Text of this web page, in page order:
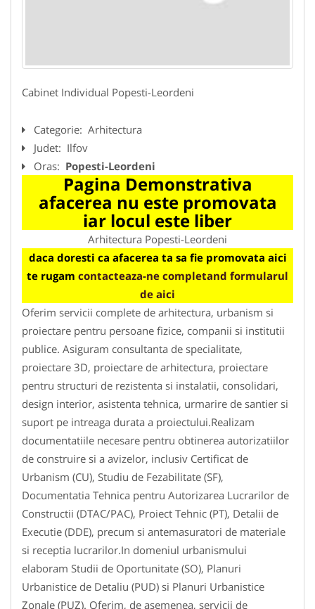
Cabinet Individual Popesti-Leordeni
Categorie: Arhitectura
Judet: Ilfov
Oras: Popesti-Leordeni
Pagina Demonstrativa
afacerea nu este promovata
iar locul este liber
Arhitectura Popesti-Leordeni
daca doresti ca afacerea ta sa fie promovata aici
te rugam contacteaza-ne completand formularul
de aici
Oferim servicii complete de arhitectura, urbanism si
proiectare pentru persoane fizice, companii si institutii
publice. Asiguram consultanta de specialitate,
proiectare 3D, proiectare de arhitectura, proiectare
pentru structuri de rezistenta si instalatii, consolidari,
design interior, asistenta tehnica, urmarire de santier si
suport pe intreaga durata a proiectului.Realizam
documentatiile necesare pentru obtinerea autorizatiilor
de construire si a avizelor, inclusiv Certificat de
Urbanism (CU), Studiu de Fezabilitate (SF),
Documentatia Tehnica pentru Autorizarea Lucrarilor de
Constructii (DTAC/PAC), Proiect Tehnic (PT), Detalii de
Executie (DDE), precum si antemasuratori de materiale
si receptia lucrarilor.In domeniul urbanismului
elaboram Studii de Oportunitate (SO), Planuri
Urbanistice de Detaliu (PUD) si Planuri Urbanistice
Zonale (PUZ). Oferim, de asemenea, servicii de